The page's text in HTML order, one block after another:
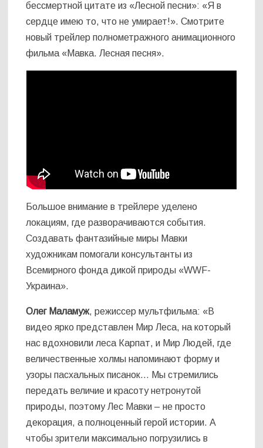
бессмертной цитате из «Лесной песни»: «Я в
сердце имею то, что не умирает!». Смотрите
новый трейлер полнометражного анимационного
фильма «Мавка. Лесная песня».
Большое внимание в трейлере уделено
локациям, где разворачиваются события.
Создавать фантазийные миры Мавки
художникам помогали консультанты из
Всемирного фонда дикой природы «WWF-
Украина».
Олег Маламуж, режиссер мультфильма: «В
видео ярко представлен Мир Леса, на который
нас вдохновили леса Карпат, и Мир Людей, где
величественные холмы напоминают форму и
узоры пасхальных писанок… Мы стремились
передать величие и красоту нетронутой
природы, поэтому Лес Мавки – не просто
декорация, а полноценный герой истории. А
чтобы зрители максимально погрузились в